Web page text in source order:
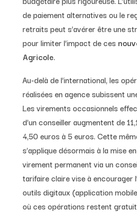
de paiement alternatives ou le
retraits peut s’avérer être une
pour limiter l’impact de ces
Agricole.
Au-delà de l’international, les
réalisées en agence subissent
Les virements occasionnels
d’un conseiller augmentent de
4,50 euros à 5 euros. Cette
s’applique désormais à la mise
virement permanent via un
tarifaire claire vise à encourager
outils digitaux (application
où ces opérations restent